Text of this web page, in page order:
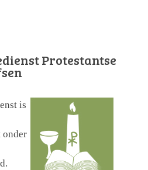
Protestantse
is
onder